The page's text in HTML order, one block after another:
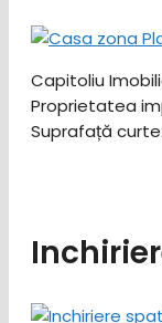
Capitoliu
Proprietatea
Suprafață